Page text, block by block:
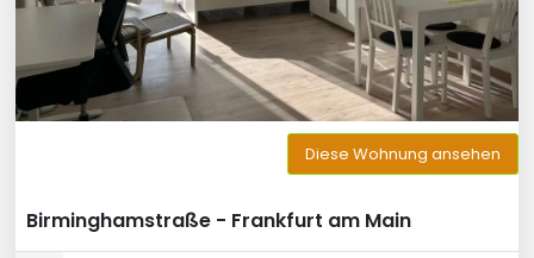
Diese Wohnung ansehen
Birminghamstraße - Frankfurt am Main